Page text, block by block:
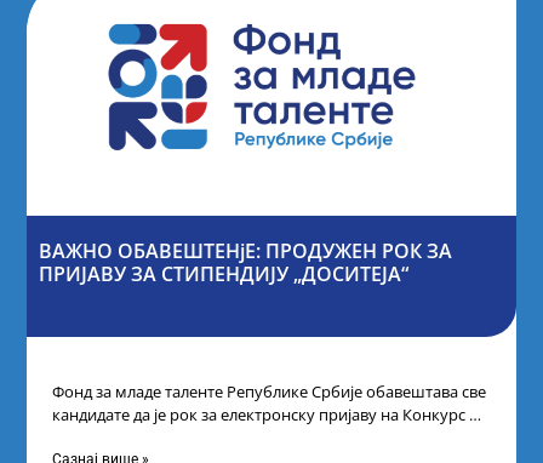
ВАЖНО ОБАВЕШТЕНјЕ: ПРОДУЖЕН РОК ЗА
ПРИЈАВУ ЗА СТИПЕНДИЈУ „ДОСИТЕЈА“
Фонд за младе таленте Републике Србије обавештава све
кандидате да је рок за електронску пријаву на Конкурс за